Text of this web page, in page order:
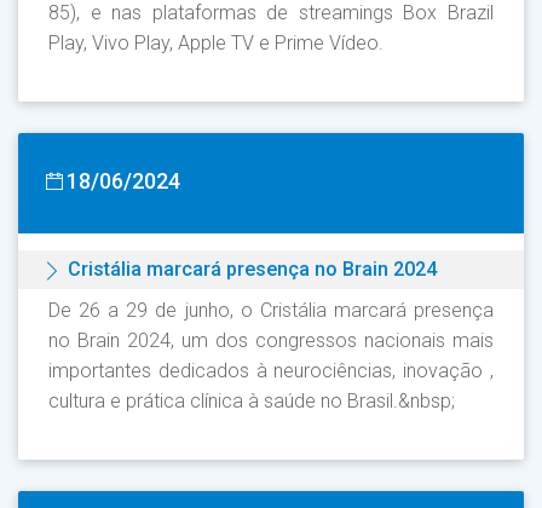
85), e nas plataformas de streamings Box Brazil
Play, Vivo Play, Apple TV e Prime Vídeo.
18/06/2024
Cristália marcará presença no Brain 2024
De 26 a 29 de junho, o Cristália marcará presença
no Brain 2024, um dos congressos nacionais mais
importantes dedicados à neurociências, inovação ,
cultura e prática clínica à saúde no Brasil.&nbsp;